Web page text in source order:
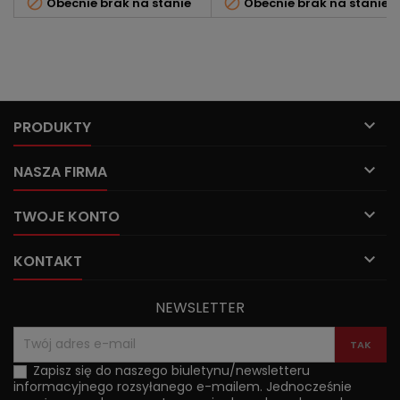
PRODUKTY 
NASZA FIRMA 
TWOJE KONTO 
KONTAKT 
NEWSLETTER
Zapisz się do naszego biuletynu/newsletteru
informacyjnego rozsyłanego e-mailem. Jednocześnie